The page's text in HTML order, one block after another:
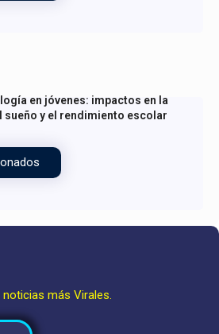
en jóvenes: impactos en la
sueño y el rendimiento escolar
más Virales.